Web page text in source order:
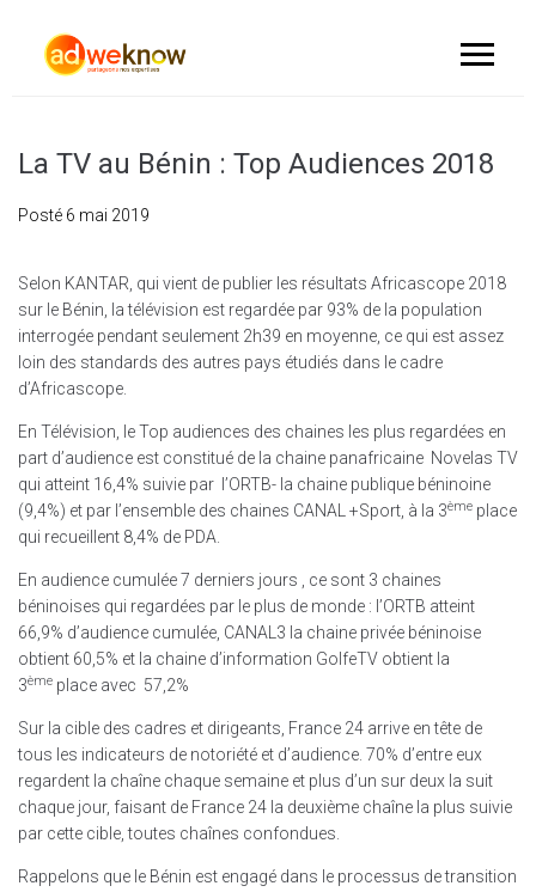
La TV au Bénin : Top Audiences 2018
Posté 6 mai 2019
Selon KANTAR, qui vient de publier les résultats Africascope 2018
sur le Bénin, la télévision est regardée par 93% de la population
interrogée pendant seulement 2h39 en moyenne, ce qui est assez
loin des standards des autres pays étudiés dans le cadre
d’Africascope.
En Télévision, le Top audiences des chaines les plus regardées en
part d’audience est constitué de la chaine panafricaine Novelas TV
qui atteint 16,4% suivie par l’ORTB- la chaine publique béninoine
(9,4%) et par l’ensemble des chaines CANAL +Sport, à la 3ème place
qui recueillent 8,4% de PDA.
En audience cumulée 7 derniers jours , ce sont 3 chaines
béninoises qui regardées par le plus de monde : l’ORTB atteint
66,9% d’audience cumulée, CANAL3 la chaine privée béninoise
obtient 60,5% et la chaine d’information GolfeTV obtient la
3ème place avec 57,2%
Sur la cible des cadres et dirigeants, France 24 arrive en tête de
tous les indicateurs de notoriété et d’audience. 70% d’entre eux
regardent la chaîne chaque semaine et plus d’un sur deux la suit
chaque jour, faisant de France 24 la deuxième chaîne la plus suivie
par cette cible, toutes chaînes confondues.
Rappelons que le Bénin est engagé dans le processus de transition